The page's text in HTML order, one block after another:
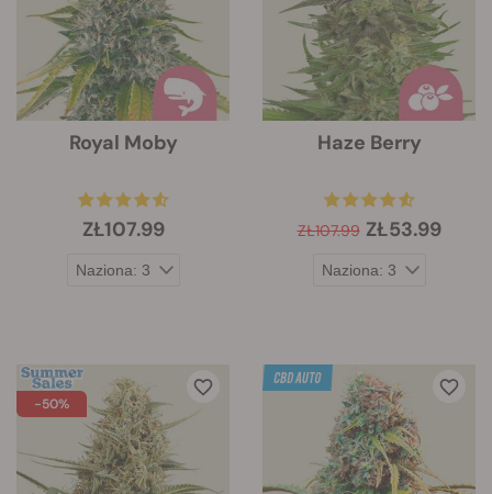
Royal Moby
ZŁ107.99
Haze Berry
ZŁ107.99 ZŁ53.99
-50%